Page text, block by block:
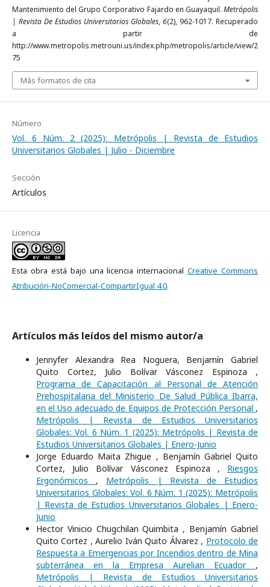
Mantenimiento del Grupo Corporativo Fajardo en Guayaquil. Metrópolis
| Revista De Estudios Universitarios Globales, 6(2), 962-1017. Recuperado
a partir de
http://www.metropolis.metrouni.us/index.php/metropolis/article/view/2
75
Más formatos de cita
Número
Vol. 6 Núm. 2 (2025): Metrópolis | Revista de Estudios
Universitarios Globales | Julio - Diciembre
Sección
Artículos
Licencia
Esta obra está bajo una licencia internacionalCreative Commons
Atribución-NoComercial-CompartirIgual 4.0.
Artículos más leídos del mismo autor/a
Jennyfer Alexandra Rea Noguera, Benjamín Gabriel
Quito Cortez, Julio Bolívar Vásconez Espinoza ,
Programa de Capacitación al Personal de Atención
Prehospitalaria del Ministerio De Salud Pública Ibarra,
en el Uso adecuado de Equipos de Protección Personal ,
Metrópolis | Revista de Estudios Universitarios
Globales: Vol. 6 Núm. 1 (2025): Metrópolis | Revista de
Estudios Universitarios Globales | Enero-Junio
Jorge Eduardo Maita Zhigue , Benjamín Gabriel Quito
Cortez, Julio Bolívar Vásconez Espinoza , Riesgos
Ergonómicos , Metrópolis | Revista de Estudios
Universitarios Globales: Vol. 6 Núm. 1 (2025): Metrópolis
| Revista de Estudios Universitarios Globales | Enero-
Junio
Hector Vinicio Chugchilan Quimbita , Benjamín Gabriel
Quito Cortez , Aurelio Iván Quito Álvarez , Protocolo de
Respuesta a Emergencias por Incendios dentro de Mina
subterránea en la Empresa Aurelian Ecuador ,
Metrópolis | Revista de Estudios Universitarios